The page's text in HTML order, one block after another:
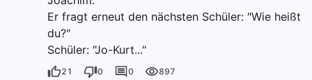
Er fragt erneut den nächsten Schüler: "Wie heißt
du?"
Schüler: "Jo-Kurt..."
21 0 0 897